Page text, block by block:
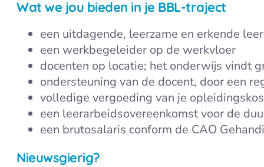
Wat we jou bieden in je BBL-traject
een uitdagende, leerzame en erkende
een werkbegeleider op de werkvloer
docenten op locatie; het onderwijs vindt
ondersteuning van de docent, door een
volledige vergoeding van je
een leerarbeidsovereenkomst voor de
een brutosalaris conform de CAO
Nieuwsgierig?